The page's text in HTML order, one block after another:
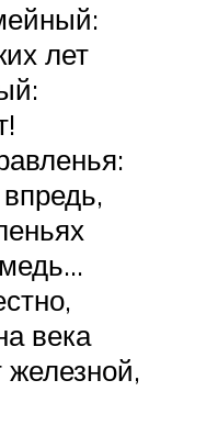
лет
века